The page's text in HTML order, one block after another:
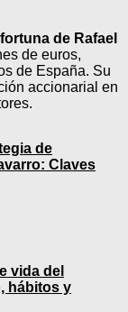
fortuna de Rafael
de euros,
de España. Su
accionarial en
de
Claves
vida del
hábitos y